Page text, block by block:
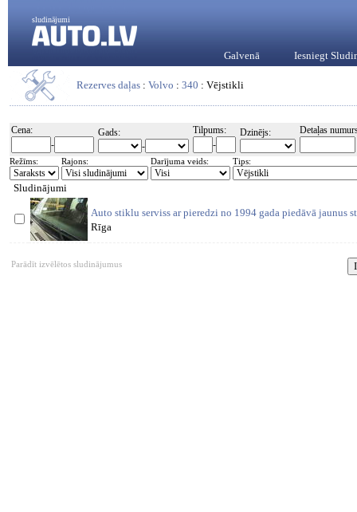
sludinājumi
Galvenā Iesniegt
Rezerves daļas : Volvo : 340 : Vējstikli
Cena:
-
Gads:
-
Tilpums:
-
Dzinējs: Detaļas
Režīms: Rajons: Darījuma veids: Tips:
Sludinājumi
Auto stiklu serviss ar pieredzi no 1994 gada piedāvā jaunus
Rīga
Parādīt izvēlētos sludinājumus